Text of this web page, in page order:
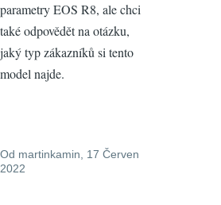
parametry EOS R8, ale chci
také odpovědět na otázku,
jaký typ zákazníků si tento
model najde.
Od martinkamin, 17 Červen
2022